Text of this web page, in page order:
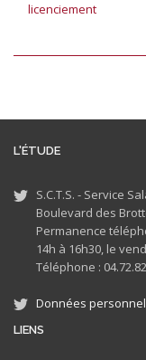
licenciement
L'ÉTUDE
S.C.T.S. - Service
Boulevard des
Permanence
14h à 16h30, le
Téléphone :
Données
LIENS